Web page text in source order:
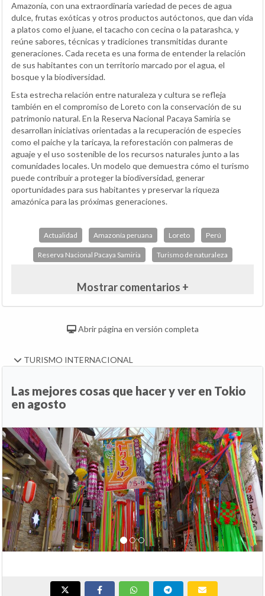
Amazonía, con una extraordinaria variedad de peces de agua
dulce, frutas exóticas y otros productos autóctonos, que dan vida
a platos como el juane, el tacacho con cecina o la patarashca, y
reúne sabores, técnicas y tradiciones transmitidas durante
generaciones. Cada receta es una forma de entender la relación
de sus habitantes con un territorio marcado por el agua, el
bosque y la biodiversidad.
Esta estrecha relación entre naturaleza y cultura se refleja
también en el compromiso de Loreto con la conservación de su
patrimonio natural. En la Reserva Nacional Pacaya Samiria se
desarrollan iniciativas orientadas a la recuperación de especies
como el paiche y la taricaya, la reforestación con palmeras de
aguaje y el uso sostenible de los recursos naturales junto a las
comunidades locales. Un modelo que demuestra cómo el turismo
puede contribuir a proteger la biodiversidad, generar
oportunidades para sus habitantes y preservar la riqueza
amazónica para las próximas generaciones.
Actualidad Amazonía peruana Loreto Perú
Reserva Nacional Pacaya Samiria Turismo de naturaleza
Mostrar comentarios +
Abrir página en versión completa
TURISMO INTERNACIONAL
Las mejores cosas que hacer y ver en Tokio
en agosto
Anterior